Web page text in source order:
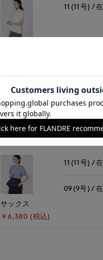
モデル身長:166cm 着用サイズ
11(11号)
オフホワイト
￥6,380 (税込)
09(9号)
サックス
￥6,380 (税込)
11(11号)
09(9号)